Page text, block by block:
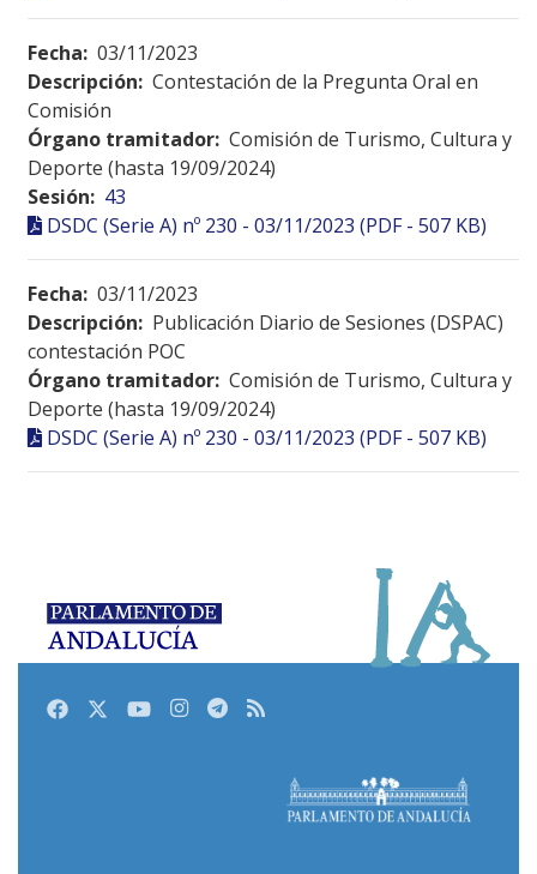
Fecha: 03/11/2023
Descripción: Contestación de la Pregunta Oral en
Comisión
Órgano tramitador: Comisión de Turismo, Cultura y
Deporte (hasta 19/09/2024)
Sesión: 43
DSDC (Serie A) nº 230 - 03/11/2023 (PDF - 507 KB)
Fecha: 03/11/2023
Descripción: Publicación Diario de Sesiones (DSPAC)
contestación POC
Órgano tramitador: Comisión de Turismo, Cultura y
Deporte (hasta 19/09/2024)
DSDC (Serie A) nº 230 - 03/11/2023 (PDF - 507 KB)
FacebookTwitterYoutubeInstagram
Telegram
RSS